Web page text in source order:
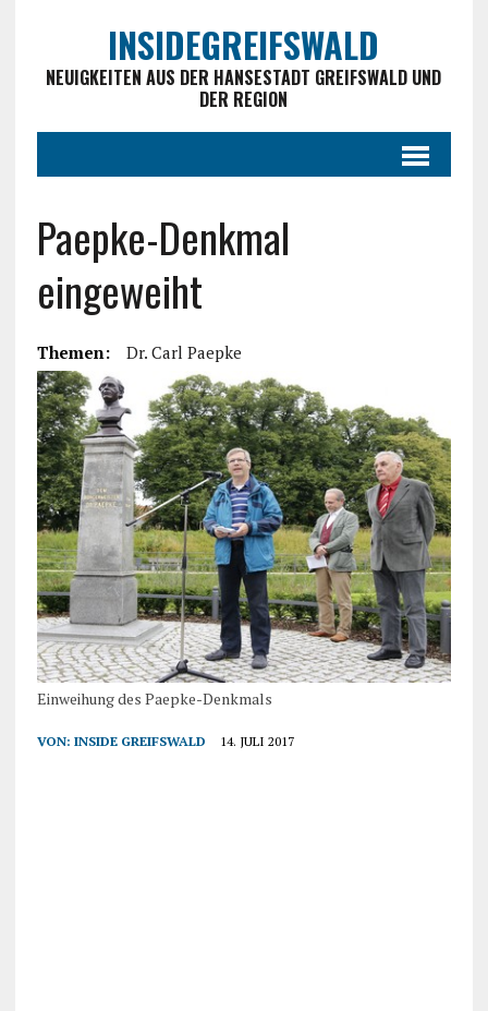
INSIDEGREIFSWALD
NEUIGKEITEN AUS DER HANSESTADT GREIFSWALD UND
DER REGION
Paepke-Denkmal
eingeweiht
Themen: Dr. Carl Paepke
Einweihung des Paepke-Denkmals
VON: INSIDE GREIFSWALD 14. JULI 2017